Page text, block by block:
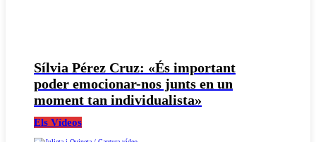
Sílvia Pérez Cruz: «És important
poder emocionar-nos junts en un
moment tan individualista»
Els Vídeos